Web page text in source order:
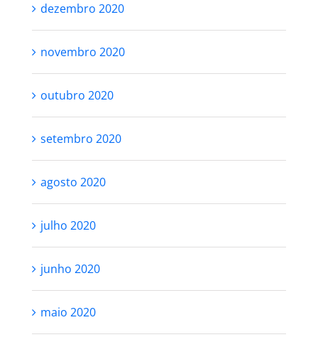
dezembro 2020
novembro 2020
outubro 2020
setembro 2020
agosto 2020
julho 2020
junho 2020
maio 2020